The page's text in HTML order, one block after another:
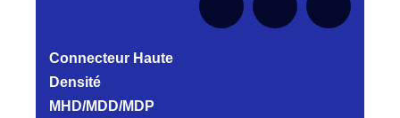
Connecteur Haute
Densité
MHD/MDD/MDP